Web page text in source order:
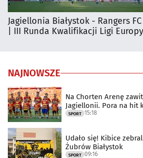
Jagiellonia Białystok - Rangers FC
| III Runda Kwalifikacji Ligi Europy
NAJNOWSZE
Na Chorten Arenę
Jagiellonii. Pora na hit
SPORT 15:18
Udało się! Kibice
Żubrów Białystok
SPORT 09:16